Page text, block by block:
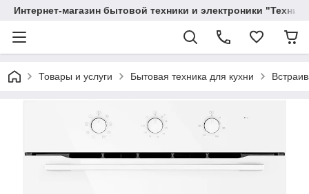
Интернет-магазин бытовой техники и электроники
Товары и услуги Бытовая техника для кухни